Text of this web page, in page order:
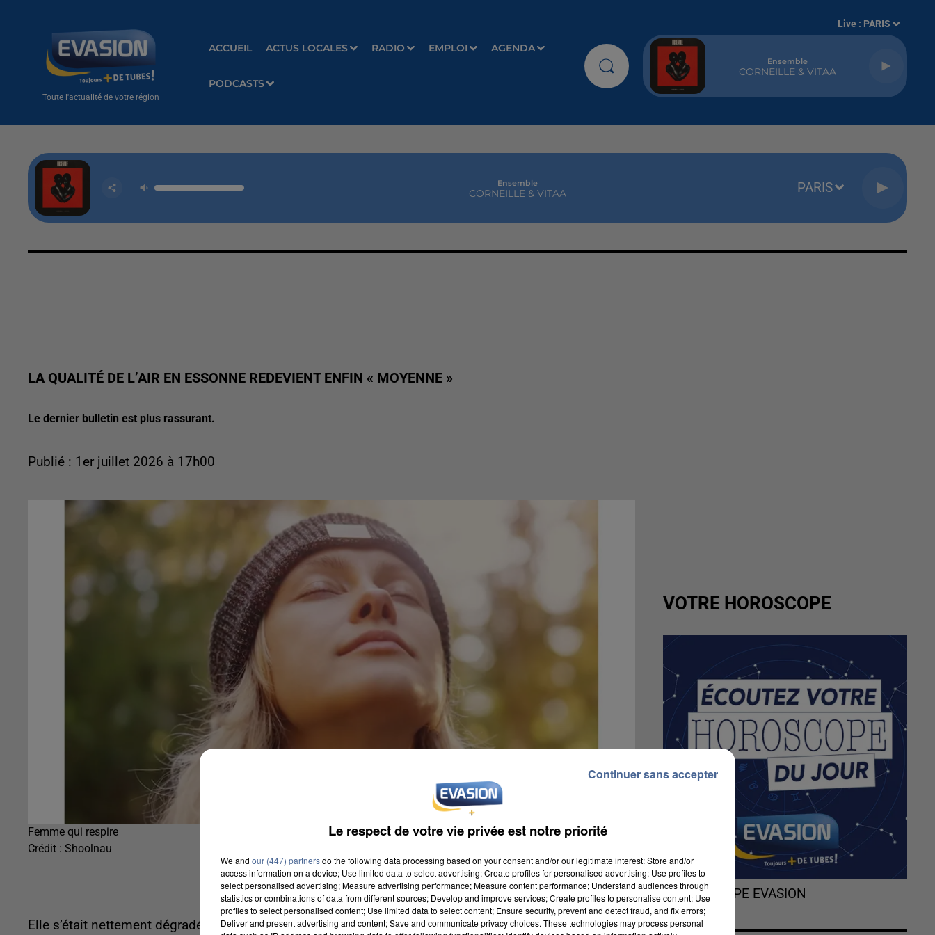
Toute l'actualité de votre région
ACCUEIL ACTUS LOCALES RADIO EMPLOI AGENDA
PODCASTS
Live : PARIS
Ensemble
CORNEILLE & VITAA
Ensemble
CORNEILLE & VITAA PARIS
LA QUALITÉ DE L’AIR EN ESSONNE REDEVIENT ENFIN « MOYENNE »
Le dernier bulletin est plus rassurant.
Publié : 1er juillet 2026 à 17h00
Femme qui respire
Crédit : Shoolnau
Elle s’était nettement dégradée depuis une dizaine de jours et jusqu’à hier encore à cause des fortes
VOTRE HOROSCOPE
L'HOROSCOPE EVASION
Le respect de votre vie privée est notre priorité
We and our (447) partnersdo the following data processing based on your consent and/or our legitimate interest: Store and/or
access information on a device; Use limited data to select advertising; Create profiles for personalised advertising; Use profiles to
select personalised advertising; Measure advertising performance; Measure content performance; Understand audiences through
statistics or combinations of data from different sources; Develop and improve services; Create profiles to personalise content; Use
profiles to select personalised content; Use limited data to select content; Ensure security, prevent and detect fraud, and fix errors;
Deliver and present advertising and content; Save and communicate privacy choices. These technologies may process personal
Continuer sans accepter